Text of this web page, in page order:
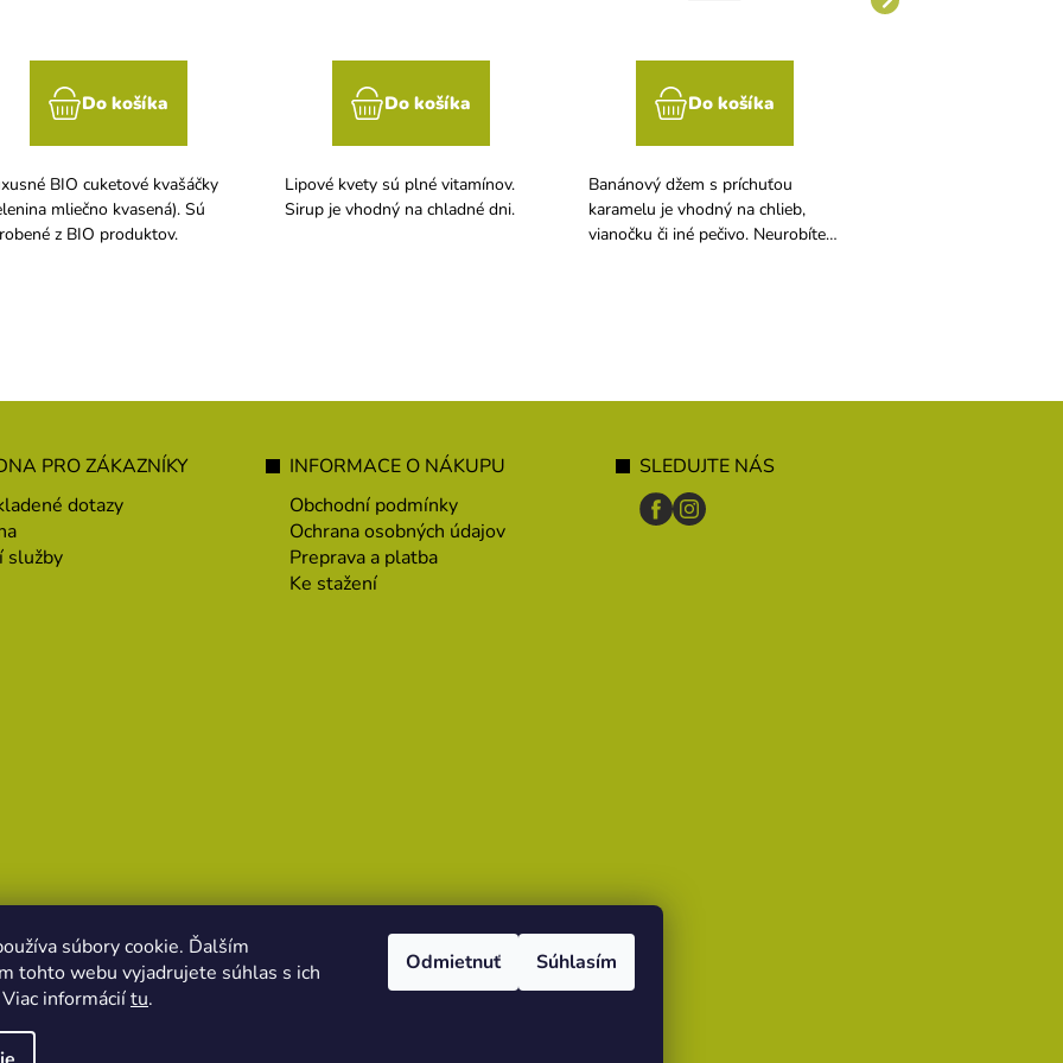
súbory cookie. Ďalším
tohto webu vyjadrujete súhlas s ich
informáciítu.
Odmietnuť Súhlasím
Do košíka
BIO cuketové kvašáčky
mliečno kvasená). Sú
z BIO produktov.
Do košíka
Lipové kvety sú plné vitamínov.
Sirup je vhodný na chladné dni.
Do košíka
Banánový džem s príchuťou
karamelu je vhodný na chlieb,
vianočku či iné pečivo. Neurobíte
PRO ZÁKAZNÍKY
dotazy
služby
INFORMACE O NÁKUPU
Obchodní podmínky
Ochrana osobných údajov
Preprava a platba
Ke stažení
SLEDUJTE NÁS
o nových